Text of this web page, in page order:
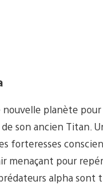
nouvelle planète
son ancien Titan.
forteresses
menaçant pour
alpha sont